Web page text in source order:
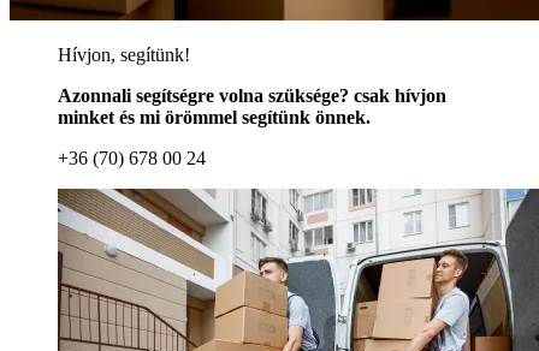
Hívjon, segítünk!
Azonnali segítségre volna szüksége? csak hívjon
minket és mi örömmel segítünk önnek.
+36 (70) 678 00 24